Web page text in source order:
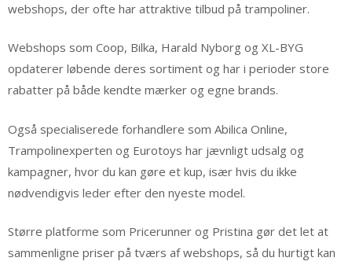
webshops, der ofte har attraktive tilbud på trampoliner.
Webshops som Coop, Bilka, Harald Nyborg og XL-BYG
opdaterer løbende deres sortiment og har i perioder store
rabatter på både kendte mærker og egne brands.
Også specialiserede forhandlere som Abilica Online,
Trampolinexperten og Eurotoys har jævnligt udsalg og
kampagner, hvor du kan gøre et kup, især hvis du ikke
nødvendigvis leder efter den nyeste model.
Større platforme som Pricerunner og Pristina gør det let at
sammenligne priser på tværs af webshops, så du hurtigt kan